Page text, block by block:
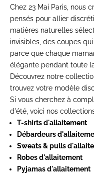
Chez 23 Mai Paris, nous
pensés pour allier
matières naturelles
invisibles, des coupes
parce que chaque
élégante pendant toute
Découvrez notre
trouvez votre modèle
Si vous cherchez à
d'été, voici nos
T-shirts d'allaitement
Débardeurs
Sweats & pulls
Robes d'allaitement
Pyjamas d'allaitement